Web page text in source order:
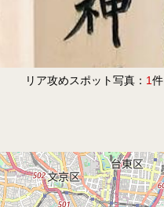
リア攻めスポット写真： 1件